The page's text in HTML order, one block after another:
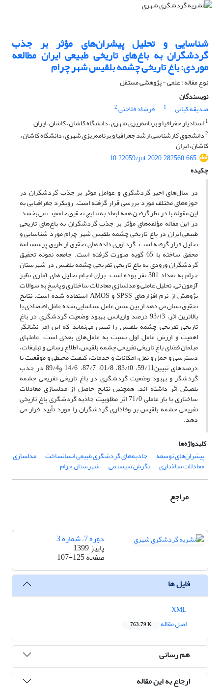
شناسایی و تحلیل پیشران‌های مؤثر بر جذب
گردشگران به باغ‌های تاریخی طبیعی ایران مطالعه
موردی: باغ تاریخی چشمه بلقیس شهر چرام
نوع مقاله : علمی - پژوهشی مستقل
نویسندگان
صدیقه کیانی
1 فرشاد فلاحتی2
1استادیار جغرافیا و برنامه‌ریزی شهری، دانشگاه کاشان، کاشان، ایران
2دانشجوی کارشناسی ارشد جغرافیا و برنامه‌ریزی شهری، دانشگاه کاشان،
کاشان، ایران
10.22059/jut.2020.282560.665
چکیده
در سال‌های اخیر گردشگری و عوامل موثر بر جذب گردشگران در
حوزه‌های مختلف مورد بررسی قرار گرفته است. رویکرد جغرافیایی به
این مقوله با در نظر گرفتن همه ابعاد به نتایج تحقیق جامعیت می بخشد.
در این مقاله مؤلفه‌های مؤثر بر جذب گردشگران به باغ‌های تاریخی
طبیعی ایران در باغ تاریخی چشمه بلقیس شهر چرام مورد شناسایی و
تحلیل قرار گرفته است. گردآوری داده های تحقیق از طریق پرسشنامه
محقق ساخته با 65 گویه صورت گرفته است. جامعه نمونه تحقیق
گردشگران ورودی به باغ تاریخی تفریحی چشمه بلقیس در شهرستان
چرام به تعداد 301 نفر بوده است. برای انجام تحلیل های آماری نظیر
آزمون تی، تحلیل عاملی و مدلسازی معادلات ساختاری و پاسخ به سوالات
پژوهش از نرم افزارهای SPSS و AMOS استفاده شده است. نتایج
تحقیق نشان می دهد از بین شش عامل شناسایی شده عامل اقتصادی با
بالاترین اثر، 93/۱3 درصد واریانس بهبود وضعیت گردشگری در باغ
تاریخی تفریحی چشمه بلقیس را تبیین می‌نماید که این امر نشانگر
اهمیت و ارزش عامل اول نسبت به عامل‌های بعدی است. عاملهای
مبلمان فضای باغ تاریخی تفریحی چشمه بلقیس، اطلاع رسانی و تبلیغات،
دسترسی و حمل و نقل، امکانات و خدمات، کیفیت محیطی و موقعیت با
درصدهای تبیین59/11، 83/۱0، 01/8، 87/7، 14/6 و89/4 در جذب
گردشگر و بهبود وضعیت گردشگری در باغ تاریخی تفریحی چشمه
بلقیش اثر داشته اند. همچنین نتایج حاصل از مدلسازی معادلات
ساختاری با بار عاملی 71/0 اثر مطلوبیت جاذبه گردشگری باغ تاریخی
تفریحی چشمه بلقیس بر وفاداری گردشگران را مورد تأیید قرار می
دهد.
کلیدواژه‌ها
پیشران‌های توسعه
جاذبه‌های گردشگری طبیعی انسانساخت مدلسازی
معادلات ساختاری نگرش سیستمی شهرستان چرام
مراجع
دوره 7، شماره 3
پاییز 1399
صفحه107-125
فایل ها
اصل مقاله
763.79 K
هم رسانی
ارجاع به این مقاله